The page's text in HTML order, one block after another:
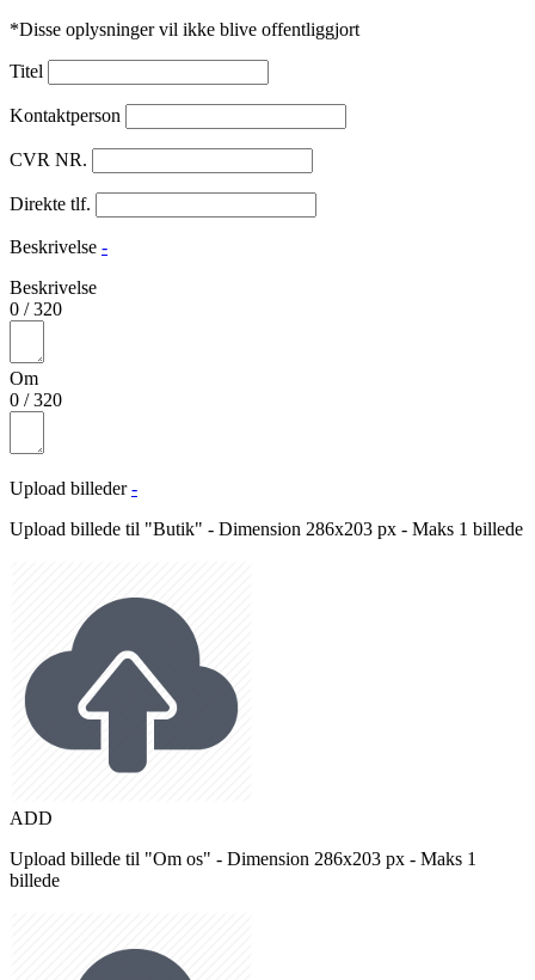
*Disse oplysninger vil ikke blive offentliggjort
Titel
Kontaktperson
CVR NR.
Direkte tlf.
Beskrivelse -
Beskrivelse
0 /320
Om
0 /320
Upload billeder -
Upload billede til "Butik" - Dimension 286x203 px - Maks 1 billede
ADD
Upload billede til "Om os" - Dimension 286x203 px - Maks 1
billede